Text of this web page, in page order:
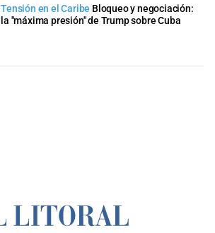
Tensión en el Caribe Bloqueo y negociación:
la "máxima presión" de Trump sobre Cuba